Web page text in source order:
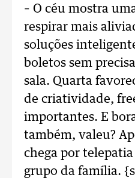
– O céu mostra
respirar mais
soluções
boletos sem
sala. Quarta
de criatividade,
importantes. E
também, valeu?
chega por
grupo da família.